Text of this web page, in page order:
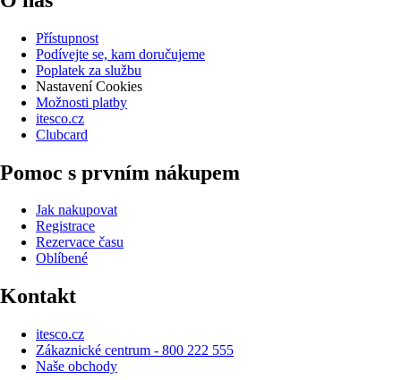
Přístupnost
Podívejte se, kam doručujeme
Poplatek za službu
Nastavení Cookies
Možnosti platby
itesco.cz
Clubcard
Pomoc s prvním nákupem
Jak nakupovat
Registrace
Rezervace času
Oblíbené
Kontakt
itesco.cz
Zákaznické centrum - 800 222 555
Naše obchody